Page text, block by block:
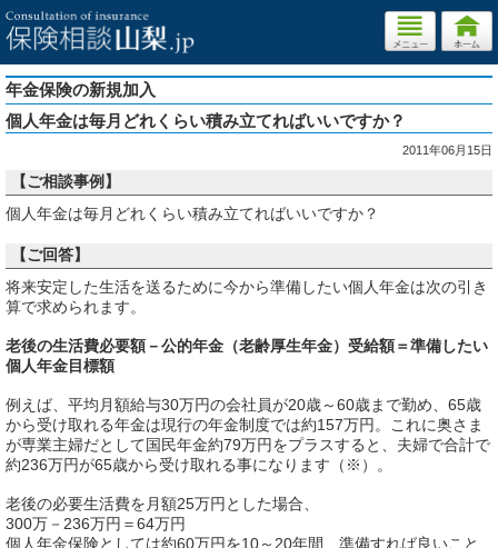
年金保険の新規加入
個人年金は毎月どれくらい積み立てればいいですか？
2011年06月15日
【ご相談事例】
個人年金は毎月どれくらい積み立てればいいですか？
【ご回答】
将来安定した生活を送るために今から準備したい個人年金は次の引き
算で求められます。
老後の生活費必要額－公的年金（老齢厚生年金）受給額＝準備したい
個人年金目標額
例えば、平均月額給与30万円の会社員が20歳～60歳まで勤め、65歳
から受け取れる年金は現行の年金制度では約157万円。これに奥さま
が専業主婦だとして国民年金約79万円をプラスすると、夫婦で合計で
約236万円が65歳から受け取れる事になります（※）。
老後の必要生活費を月額25万円とした場合、
300万－236万円＝64万円
個人年金保険としては約60万円を10～20年間、準備すれば良いこと